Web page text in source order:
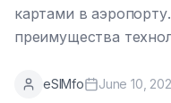
картами в
преимущества
eSIMfo June 10,